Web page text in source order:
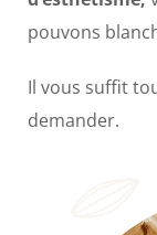
pouvons
Il vous suffit
demander.